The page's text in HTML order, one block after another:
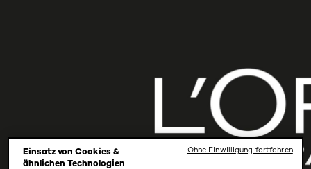
Einsatz von Cookies &
ähnlichen Technologien
Ohne Einwilligung fortfahren